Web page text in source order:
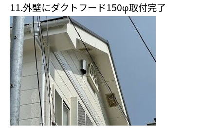
11.外壁にダクトフード150φ取付完了